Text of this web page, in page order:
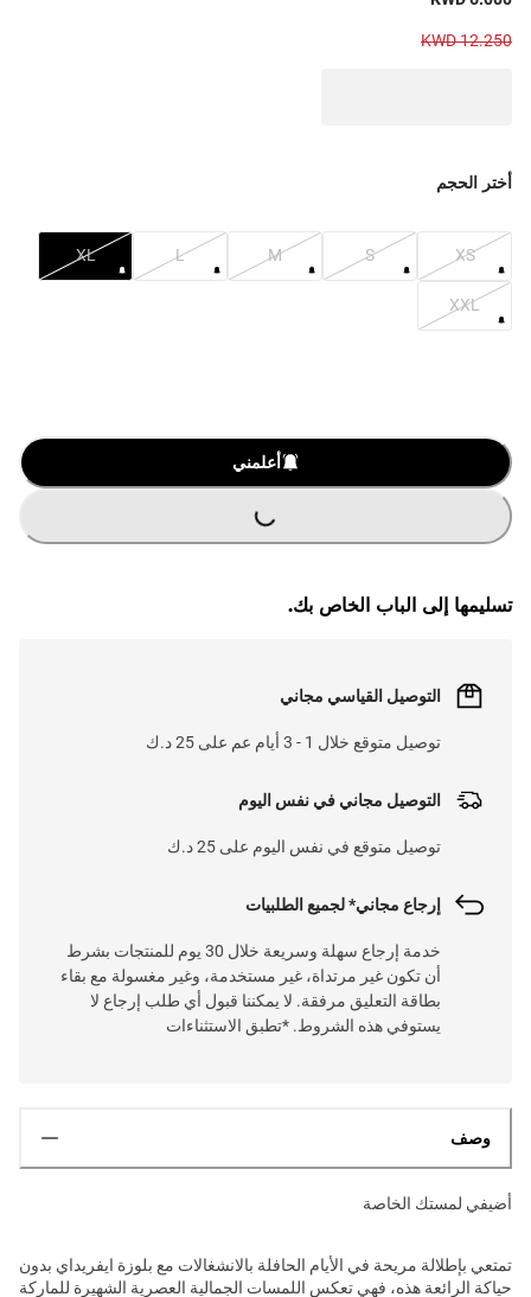
KWD 12.250
أختر الحجم
XS
S
M
L
XL
XXL
أعلمني
LOADING...
تسليمها إلى الباب الخاص بك.
التوصيل القياسي مجاني
توصيل متوقع خلال 1 - 3 أيام عم على 25 د.ك
التوصيل مجاني في نفس اليوم
توصيل متوقع في نفس اليوم على 25 د.ك
إرجاع مجاني* لجميع الطلبيات
خدمة إرجاع سهلة وسريعة خلال 30 يوم للمنتجات بشرط
أن تكون غير مرتداة، غير مستخدمة، وغير مغسولة مع بقاء
بطاقة التعليق مرفقة. لا يمكننا قبول أي طلب إرجاع لا
يستوفي هذه الشروط. *تطبق الاستثناءات
وصف
أضيفي لمستك الخاصة
تمتعي بإطلالة مريحة في الأيام الحافلة بالانشغالات مع بلوزة ايفريداي بدون
حياكة الرائعة هذه، فهي تعكس اللمسات الجمالية العصرية الشهيرة للماركة